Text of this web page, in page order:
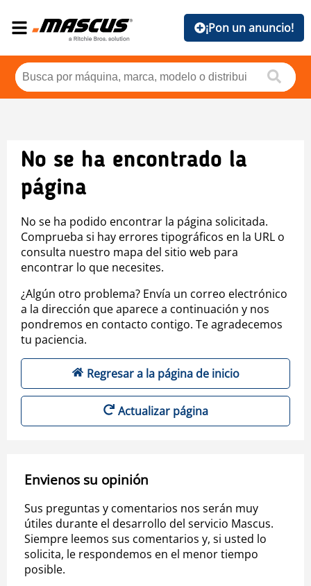
¡Pon un anuncio!
No se ha encontrado la
página
No se ha podido encontrar la página solicitada.
Comprueba si hay errores tipográficos en la URL o
consulta nuestro mapa del sitio web para
encontrar lo que necesites.
¿Algún otro problema? Envía un correo electrónico
a la dirección que aparece a continuación y nos
pondremos en contacto contigo. Te agradecemos
tu paciencia.
Regresar a la página de inicio
Actualizar página
Envienos su opinión
Sus preguntas y comentarios nos serán muy
útiles durante el desarrollo del servicio Mascus.
Siempre leemos sus comentarios y, si usted lo
solicita, le respondemos en el menor tiempo
posible.